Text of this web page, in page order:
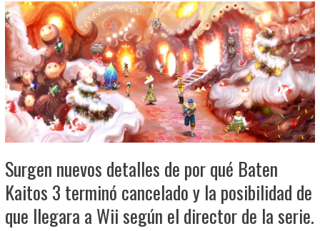
Surgen nuevos detalles de por qué Baten
Kaitos 3 terminó cancelado y la posibilidad de
que llegara a Wii según el director de la serie.